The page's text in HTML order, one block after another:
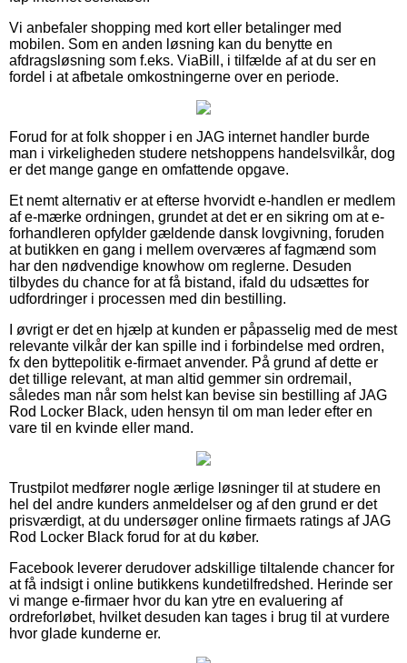
Vi anbefaler shopping med kort eller betalinger med
mobilen. Som en anden løsning kan du benytte en
afdragsløsning som f.eks. ViaBill, i tilfælde af at du ser en
fordel i at afbetale omkostningerne over en periode.
Forud for at folk shopper i en JAG internet handler burde
man i virkeligheden studere netshoppens handelsvilkår, dog
er det mange gange en omfattende opgave.
Et nemt alternativ er at efterse hvorvidt e-handlen er medlem
af e-mærke ordningen, grundet at det er en sikring om at e-
forhandleren opfylder gældende dansk lovgivning, foruden
at butikken en gang i mellem overværes af fagmænd som
har den nødvendige knowhow om reglerne. Desuden
tilbydes du chance for at få bistand, ifald du udsættes for
udfordringer i processen med din bestilling.
I øvrigt er det en hjælp at kunden er påpasselig med de mest
relevante vilkår der kan spille ind i forbindelse med ordren,
fx den byttepolitik e-firmaet anvender. På grund af dette er
det tillige relevant, at man altid gemmer sin ordremail,
således man når som helst kan bevise sin bestilling af JAG
Rod Locker Black, uden hensyn til om man leder efter en
vare til en kvinde eller mand.
Trustpilot medfører nogle ærlige løsninger til at studere en
hel del andre kunders anmeldelser og af den grund er det
prisværdigt, at du undersøger online firmaets ratings af JAG
Rod Locker Black forud for at du køber.
Facebook leverer derudover adskillige tiltalende chancer for
at få indsigt i online butikkens kundetilfredshed. Herinde ser
vi mange e-firmaer hvor du kan ytre en evaluering af
ordreforløbet, hvilket desuden kan tages i brug til at vurdere
hvor glade kunderne er.